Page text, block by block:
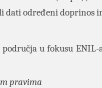
dati određeni doprinos
u fokusu
pravima